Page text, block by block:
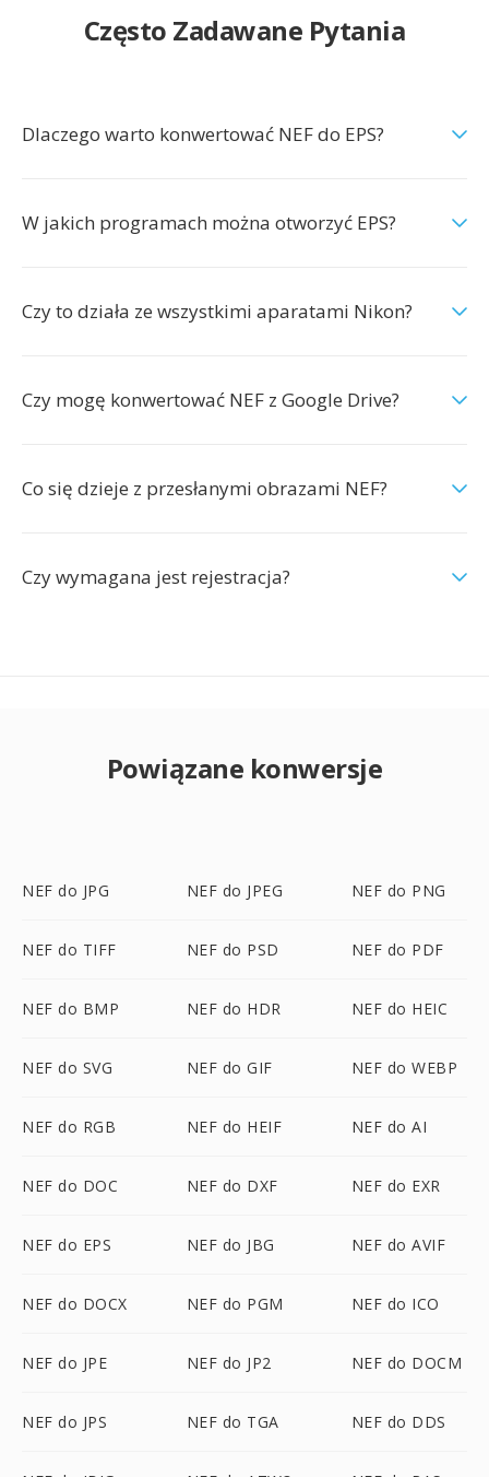
Często Zadawane Pytania
Dlaczego warto konwertować NEF do EPS?
W jakich programach można otworzyć EPS?
Czy to działa ze wszystkimi aparatami Nikon?
Czy mogę konwertować NEF z Google Drive?
Co się dzieje z przesłanymi obrazami NEF?
Czy wymagana jest rejestracja?
Powiązane konwersje
NEF do JPG NEF do JPEG NEF do PNG
NEF do TIFF NEF do PSD NEF do PDF
NEF do BMP NEF do HDR NEF do HEIC
NEF do SVG NEF do GIF NEF do WEBP
NEF do RGB NEF do HEIF NEF do AI
NEF do DOC NEF do DXF NEF do EXR
NEF do EPS NEF do JBG NEF do AVIF
NEF do DOCX NEF do PGM NEF do ICO
NEF do JPE NEF do JP2 NEF do DOCM
NEF do JPS NEF do TGA NEF do DDS